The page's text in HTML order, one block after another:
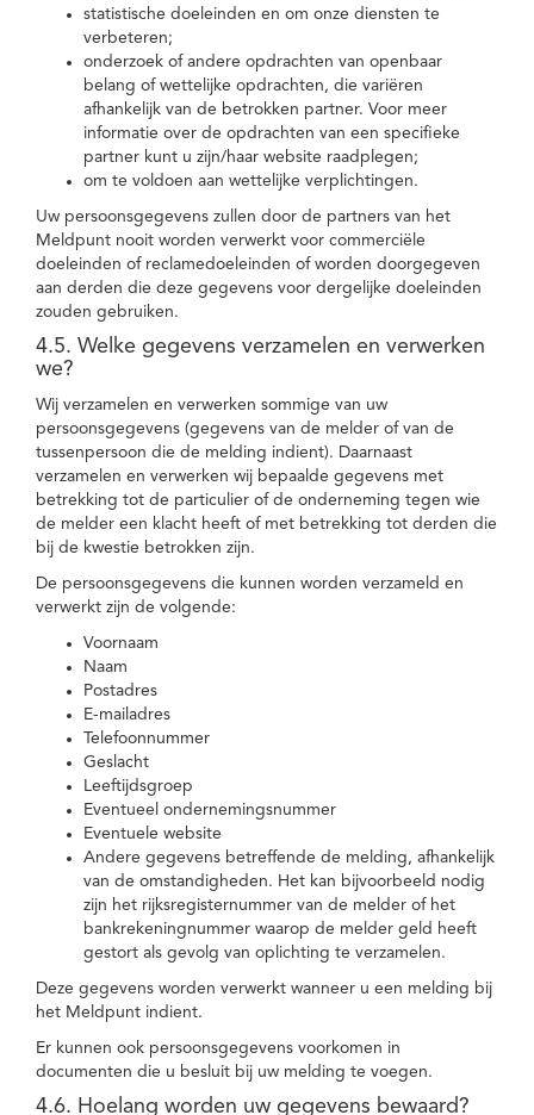
statistische doeleinden en om onze diensten te
verbeteren;
onderzoek of andere opdrachten van openbaar
belang of wettelijke opdrachten, die variëren
afhankelijk van de betrokken partner. Voor meer
informatie over de opdrachten van een specifieke
partner kunt u zijn/haar website raadplegen;
om te voldoen aan wettelijke verplichtingen.
Uw persoonsgegevens zullen door de partners van het
Meldpunt nooit worden verwerkt voor commerciële
doeleinden of reclamedoeleinden of worden doorgegeven
aan derden die deze gegevens voor dergelijke doeleinden
zouden gebruiken.
4.5. Welke gegevens verzamelen en verwerken
we?
Wij verzamelen en verwerken sommige van uw
persoonsgegevens (gegevens van de melder of van de
tussenpersoon die de melding indient). Daarnaast
verzamelen en verwerken wij bepaalde gegevens met
betrekking tot de particulier of de onderneming tegen wie
de melder een klacht heeft of met betrekking tot derden die
bij de kwestie betrokken zijn.
De persoonsgegevens die kunnen worden verzameld en
verwerkt zijn de volgende:
Voornaam
Naam
Postadres
E-mailadres
Telefoonnummer
Geslacht
Leeftijdsgroep
Eventueel ondernemingsnummer
Eventuele website
Andere gegevens betreffende de melding, afhankelijk
van de omstandigheden. Het kan bijvoorbeeld nodig
zijn het rijksregisternummer van de melder of het
bankrekeningnummer waarop de melder geld heeft
gestort als gevolg van oplichting te verzamelen.
Deze gegevens worden verwerkt wanneer u een melding bij
het Meldpunt indient.
Er kunnen ook persoonsgegevens voorkomen in
documenten die u besluit bij uw melding te voegen.
4.6. Hoelang worden uw gegevens bewaard?